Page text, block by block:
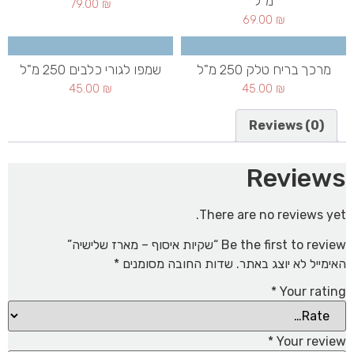
69.00 ₪
79.00 ₪
מרכך בריח טלק 250 מ"ל
45.00 ₪
שמפו לגורי כלבים 250 מ"ל
45.00 ₪
Reviews (0)
Reviews
There are no reviews yet.
Be the first to review “שקיות איסוף – מארז שלישיה”
האימייל לא יוצג באתר. שדות החובה מסומנים *
Your rating
*
Your review
*